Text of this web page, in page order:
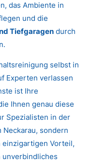
das Ambiente in
und die
Tiefgaragen durch
selbst in
Experten verlassen
ist Ihre
Ihnen genau diese
Spezialisten in der
sondern
einzigartigen Vorteil,
unverbindliches